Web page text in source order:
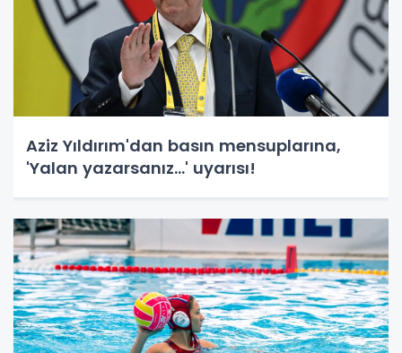
Aziz Yıldırım'dan basın mensuplarına,
'Yalan yazarsanız...' uyarısı!